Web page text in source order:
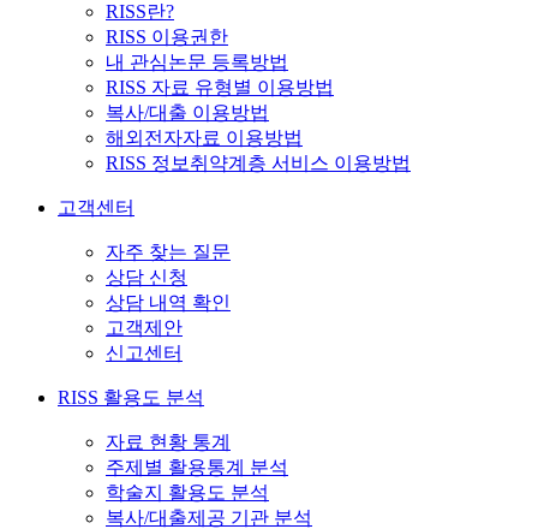
RISS란?
RISS 이용권한
내 관심논문 등록방법
RISS 자료 유형별 이용방법
복사/대출 이용방법
해외전자자료 이용방법
RISS 정보취약계층 서비스 이용방법
고객센터
자주 찾는 질문
상담 신청
상담 내역 확인
고객제안
신고센터
RISS 활용도 분석
자료 현황 통계
주제별 활용통계 분석
학술지 활용도 분석
복사/대출제공 기관 분석